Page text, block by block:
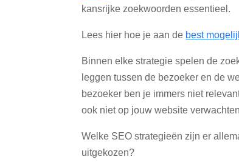
kansrijke zoekwoorden essentieel.
Lees hier hoe je aan de best
Binnen elke strategie spelen de
leggen tussen de bezoeker en de
bezoeker ben je immers niet
ook niet op jouw website
Welke SEO strategieën zijn er
uitgekozen?